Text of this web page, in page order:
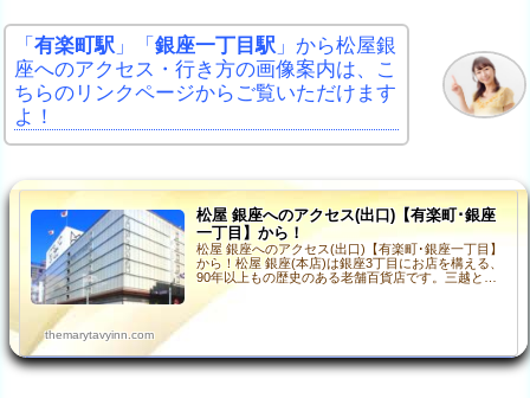
「 有楽町駅 」「 銀座一丁目駅 」から松屋銀
座へのアクセス・行き方の画像案内は、こ
ちらのリンクページからご覧いただけます
よ！
松屋 銀座へのアクセス(出口)【有楽町･銀座
一丁目】から！
松屋 銀座へのアクセス(出口)【有楽町･銀座一丁目】
から！松屋 銀座(本店)は銀座3丁目にお店を構える、
90年以上もの歴史のある老舗百貨店です。三越と並
んで、このエリアを代表する百貨店として洗練され
た…
themarytavyinn.com